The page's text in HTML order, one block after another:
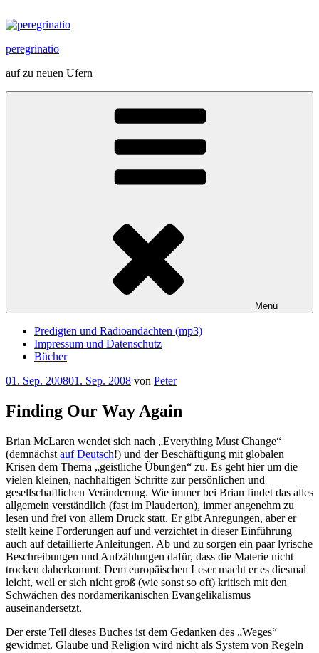
Inhalt
peregrinatio
auf zu neuen Ufern
Menü
Predigten und Radioandachten (mp3)
Impressum und Datenschutz
Bücher
Veröffentlicht
01. Sep. 200801. Sep. 2008 von Peter
Finding Our Way Again
Brian McLaren wendet sich nach „Everything Must Change“
(demnächst auf Deutsch!) und der Beschäftigung mit globalen
Krisen dem Thema „geistliche Übungen“ zu. Es geht hier um die
vielen kleinen, nachhaltigen Schritte zur persönlichen und
gesellschaftlichen Veränderung. Wie immer bei Brian findet das alles
allgemein verständlich (fast im Plauderton), immer angenehm zu
lesen und frei von allem Druck statt. Er gibt Anregungen, aber er
stellt keine Forderungen auf und verzichtet in dieser Einführung
auch auf detaillierte Anleitungen. Ab und zu sorgen ein paar lyrische
Beschreibungen und Aufzählungen dafür, dass die Materie nicht
trocken daherkommt. Dem europäischen Leser macht er es diesmal
leicht, weil er sich nicht groß (wie sonst so oft) kritisch mit den
Schwächen des nordamerikanischen Evangelikalismus
auseinandersetzt.
Der erste Teil dieses Buches ist dem Gedanken des „Weges“
gewidmet. Glaube und Religion wird nicht als System von Regeln